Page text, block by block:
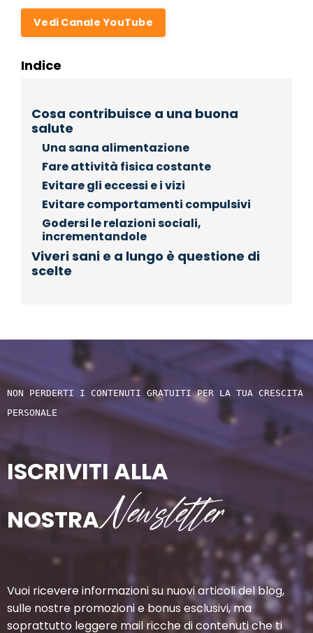
Vedi Canale YouTube
Indice
Cosa contribuisce a una buona
salute
Una sana alimentazione
Fare attività fisica costante
Evitare gli eccessi e i vizi
Evitare comportamenti compulsivi
Godersi le relazioni sociali,
incrementandole
Viveri sani e a lungo è questione di
scelte
NON PERDERTI I CONTENUTI GRATUITI PER LA TUA CRESCITA
PERSONALE
ISCRIVITI ALLA
NOSTRANewsletter
Vuoi ricevere informazioni su nuovi articoli del blog,
sulle nostre promozioni e bonus esclusivi, ma
soprattutto leggere mail ricche di contenuti che ti